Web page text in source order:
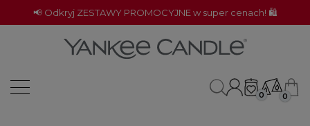
📢 Odkryj ZESTAWY PROMOCYJNE w super cenach! 🛍️
0 0